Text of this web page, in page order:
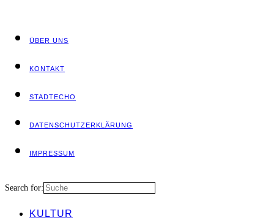
ÜBER UNS
KON­TAKT
STADT­ECHO
DATEN­SCHUTZ­ER­KLÄ­RUNG
IMPRES­SUM
Search for:
KUL­TUR